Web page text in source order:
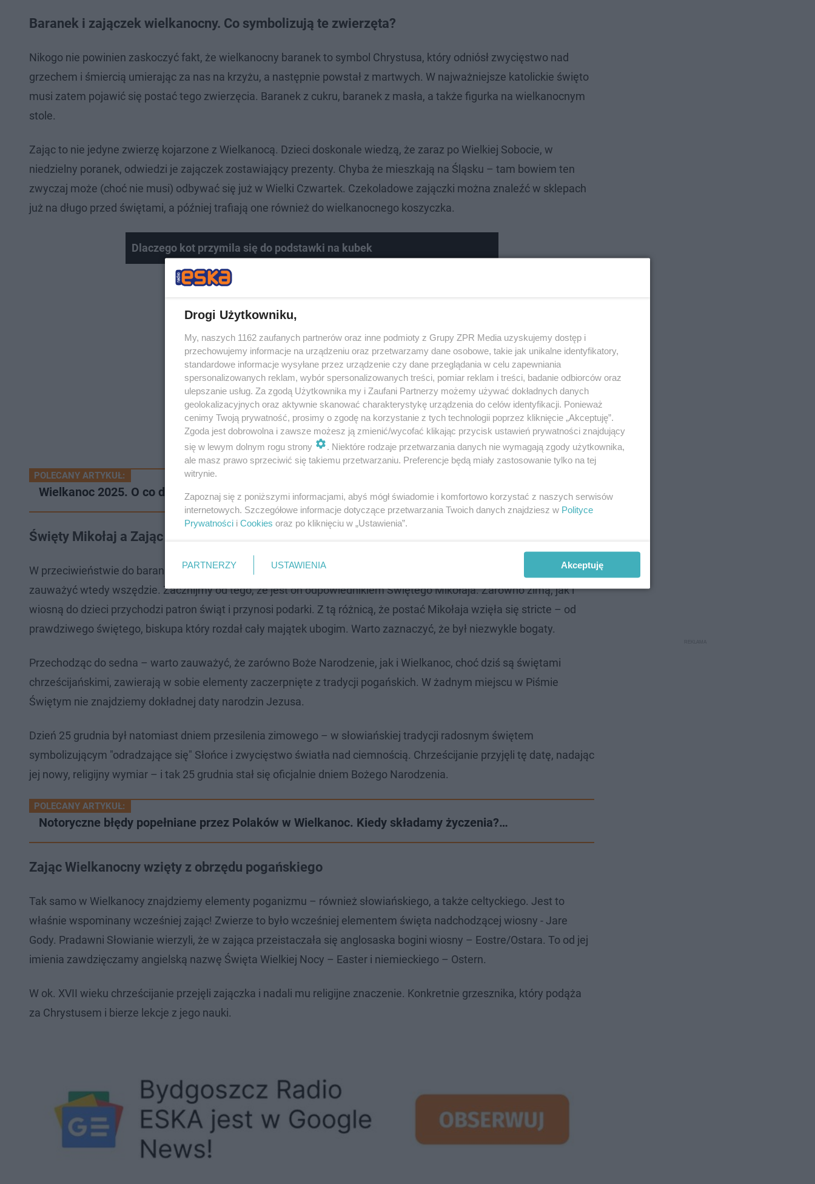
Baranek i zajączek wielkanocny. Co symbolizują te zwierzęta?
Nikogo nie powinien zaskoczyć fakt, że wielkanocny baranek to symbol Chrystusa, który odniósł zwycięstwo nad
grzechem i śmiercią umierając za nas na krzyżu, a następnie powstał z martwych. W najważniejsze katolickie święto
musi zatem pojawić się postać tego zwierzęcia. Baranek z cukru, baranek z masła, a także figurka na wielkanocnym
stole.
Zając to nie jedyne zwierzę kojarzone z Wielkanocą. Dzieci doskonale wiedzą, że zaraz po Wielkiej Sobocie, w
niedzielny poranek, odwiedzi je zajączek zostawiający prezenty. Chyba że mieszkają na Śląsku – tam bowiem ten
zwyczaj może (choć nie musi) odbywać się już w Wielki Czwartek. Czekoladowe zajączki można znaleźć w sklepach
już na długo przed świętami, a później trafiają one również do wielkanocnego koszyczka.
Dlaczego kot przymila się do podstawki na kubek
POLECANY ARTYKUŁ:
Wielkanoc 2025. O co dokładnie oskarżono Jezusa z Nazaretu? Usłyszał łącznie 3 …
Święty Mikołaj a Zając Wielkanocny. Który z nich jest związany z chrześcijaństwem?
W przeciwieństwie do baranka, który jest symbolem religijnym, zajączek symbol komercyjny. Jego obecność możemy
zauważyć wtedy wszędzie. Zacznijmy od tego, że jest on odpowiednikiem Świętego Mikołaja. Zarówno zimą, jak i
wiosną do dzieci przychodzi patron świąt i przynosi podarki. Z tą różnicą, że postać Mikołaja wzięła się stricte – od
prawdziwego świętego, biskupa który rozdał cały majątek ubogim. Warto zaznaczyć, że był niezwykle bogaty.
Przechodząc do sedna – warto zauważyć, że zarówno Boże Narodzenie, jak i Wielkanoc, choć dziś są świętami
chrześcijańskimi, zawierają w sobie elementy zaczerpnięte z tradycji pogańskich. W żadnym miejscu w Piśmie
Świętym nie znajdziemy dokładnej daty narodzin Jezusa.
Dzień 25 grudnia był natomiast dniem przesilenia zimowego – w słowiańskiej tradycji radosnym świętem
symbolizującym "odradzające się" Słońce i zwycięstwo światła nad ciemnością. Chrześcijanie przyjęli tę datę, nadając
jej nowy, religijny wymiar – i tak 25 grudnia stał się oficjalnie dniem Bożego Narodzenia.
POLECANY ARTYKUŁ:
Notoryczne błędy popełniane przez Polaków w Wielkanoc. Kiedy składamy życzenia?…
Zając Wielkanocny wzięty z obrzędu pogańskiego
Tak samo w Wielkanocy znajdziemy elementy poganizmu – również słowiańskiego, a także celtyckiego. Jest to
właśnie wspominany wcześniej zając! Zwierze to było wcześniej elementem święta nadchodzącej wiosny - Jare
Gody. Pradawni Słowianie wierzyli, że w zająca przeistaczała się anglosaska bogini wiosny – Eostre/Ostara. To od jej
imienia zawdzięczamy angielską nazwę Święta Wielkiej Nocy – Easter i niemieckiego – Ostern.
W ok. XVII wieku chrześcijanie przejęli zajączka i nadali mu religijne znaczenie. Konkretnie grzesznika, który podąża
za Chrystusem i bierze lekcje z jego nauki.
Drogi Użytkowniku,
My, naszych 1162 zaufanych partnerów oraz inne podmioty z Grupy ZPR Media uzyskujemy dostęp i
przechowujemy informacje na urządzeniu oraz przetwarzamy dane osobowe, takie jak unikalne identyfikatory,
standardowe informacje wysyłane przez urządzenie czy dane przeglądania w celu zapewniania
spersonalizowanych reklam, wybór spersonalizowanych treści, pomiar reklam i treści, badanie odbiorców oraz
ulepszanie usług. Za zgodą Użytkownika my i Zaufani Partnerzy możemy używać dokładnych danych
geolokalizacyjnych oraz aktywnie skanować charakterystykę urządzenia do celów identyfikacji. Ponieważ
cenimy Twoją prywatność, prosimy o zgodę na korzystanie z tych technologii poprzez kliknięcie „Akceptuję”.
Zgoda jest dobrowolna i zawsze możesz ją zmienić/wycofać klikając przycisk ustawień prywatności znajdujący
się w lewym dolnym rogu strony
. Niektóre rodzaje przetwarzania danych nie wymagają zgody użytkownika,
ale masz prawo sprzeciwić się takiemu przetwarzaniu. Preferencje będą miały zastosowanie tylko na tej
witrynie.
Zapoznaj się z poniższymi informacjami, abyś mógł świadomie i komfortowo korzystać z naszych serwisów
internetowych. Szczegółowe informacje dotyczące przetwarzania Twoich danych znajdziesz w Polityce
Prywatności i Cookies oraz po kliknięciu w „Ustawienia”.
PARTNERZY USTAWIENIA Akceptuję